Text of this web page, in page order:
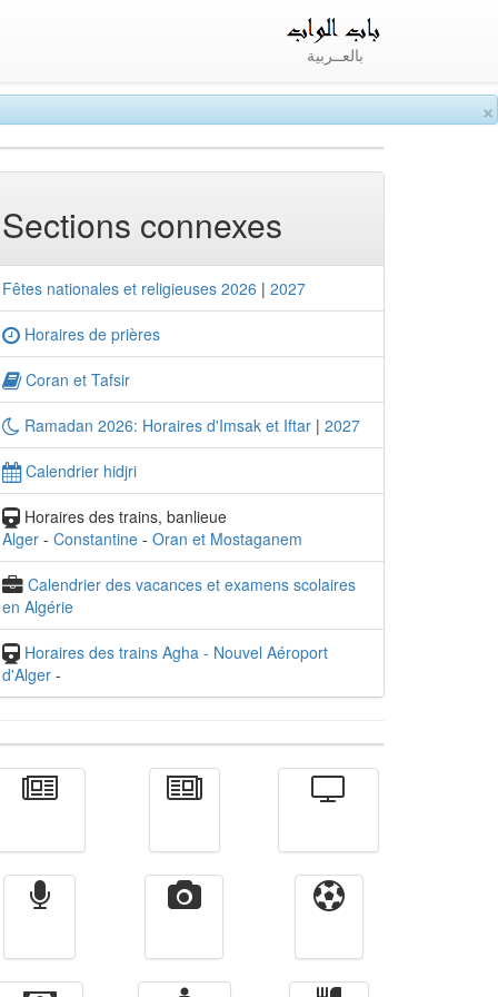
×
بالعــربية
Sections connexes
Fêtes nationales et religieuses 2026 | 2027
Horaires de prières
Coran et Tafsir
Ramadan 2026: Horaires d'Imsak et Iftar | 2027
Calendrier hidjri
Horaires des trains, banlieue
Alger - Constantine - Oran et Mostaganem
Calendrier des vacances et examens scolaires
en Algérie
Horaires des trains Agha - Nouvel Aéroport
d'Alger -